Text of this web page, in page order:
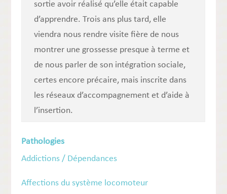
sortie avoir réalisé qu’elle était capable
d’apprendre. Trois ans plus tard, elle
viendra nous rendre visite fière de nous
montrer une grossesse presque à terme et
de nous parler de son intégration sociale,
certes encore précaire, mais inscrite dans
les réseaux d’accompagnement et d’aide à
l’insertion.
Pathologies
Addictions / Dépendances
Affections du système locomoteur